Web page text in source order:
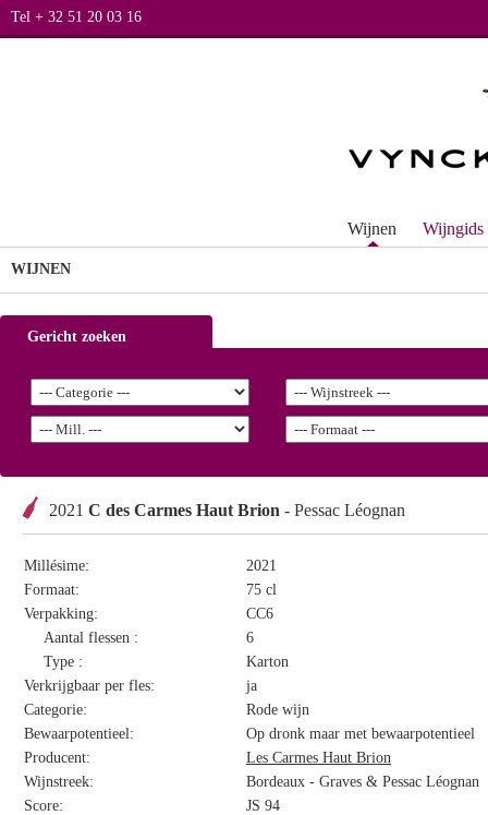
Tel + 32 51 20 03 16
Wijnen Wijngids
WIJNEN
Gericht zoeken
2021 C des Carmes Haut Brion - Pessac Léognan
Millésime:
2021
Formaat:
75 cl
Verpakking:
CC6
Aantal flessen :
6
Type :
Karton
Verkrijgbaar per fles:
ja
Categorie:
Rode wijn
Bewaarpotentieel:
Op dronk maar met bewaarpotentieel
Producent:
Les Carmes Haut Brion
Wijnstreek:
Bordeaux - Graves & Pessac Léognan
Score:
JS 94